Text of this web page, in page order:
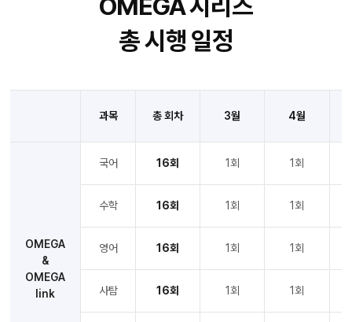
OMEGA 시리즈
총 시행 일정
과목 총 회차 3월 4월
OMEGA
&
OMEGA
link
국어 16회 1회 1회
수학 16회 1회 1회
영어 16회 1회 1회
사탐 16회 1회 1회